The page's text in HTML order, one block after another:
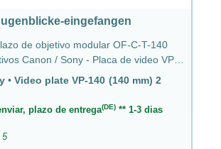
eingefangen
de objetivo modular OF-C-T-140
Canon / Sony - Placa de video VP-
2 x QD Canon / Sony - Placa de video
2 x QD
• Video plate VP-140 (140 mm) 2
plazo de entrega(DE)** 1-3 dias